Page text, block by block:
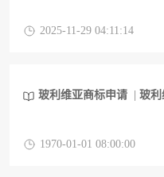
从商标查询、材料准
2025-11-29 04:11:14
玻利维亚商标申请 玻利
1970-01-01 08:00:00